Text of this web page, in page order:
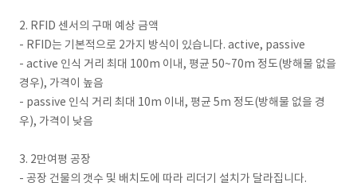
2. RFID 센서의 구매 예상 금액
- RFID는 기본적으로 2가지 방식이 있습니다. active, passive
- active 인식 거리 최대 100m 이내, 평균 50~70m 정도(방해물 없을
경우), 가격이 높음
- passive 인식 거리 최대 10m 이내, 평균 5m 정도(방해물 없을 경
우), 가격이 낮음
3. 2만여평 공장
- 공장 건물의 갯수 및 배치도에 따라 리더기 설치가 달라집니다.